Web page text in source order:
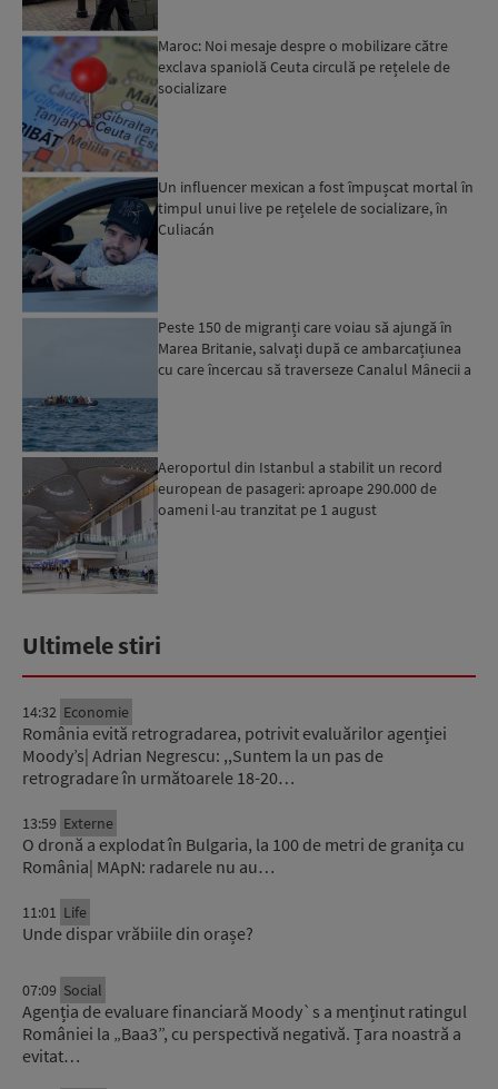
Maroc: Noi mesaje despre o mobilizare către
exclava spaniolă Ceuta circulă pe rețelele de
socializare
Un influencer mexican a fost împușcat mortal în
timpul unui live pe rețelele de socializare, în
Culiacán
Peste 150 de migranți care voiau să ajungă în
Marea Britanie, salvați după ce ambarcațiunea
cu care încercau să traverseze Canalul Mânecii a
Aeroportul din Istanbul a stabilit un record
european de pasageri: aproape 290.000 de
oameni l-au tranzitat pe 1 august
Ultimele stiri
14:32 Economie
România evită retrogradarea, potrivit evaluărilor agenției
Moody’s| Adrian Negrescu: ,,Suntem la un pas de
retrogradare în următoarele 18-20…
13:59 Externe
O dronă a explodat în Bulgaria, la 100 de metri de granița cu
România| MApN: radarele nu au…
11:01 Life
Unde dispar vrăbiile din orașe?
07:09 Social
Agenția de evaluare financiară Moody`s a menținut ratingul
României la „Baa3”, cu perspectivă negativă. Țara noastră a
evitat…